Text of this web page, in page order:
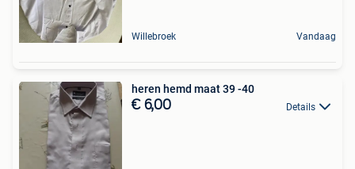
Willebroek Vandaag
heren hemd maat 39 -40
€ 6,00 Details